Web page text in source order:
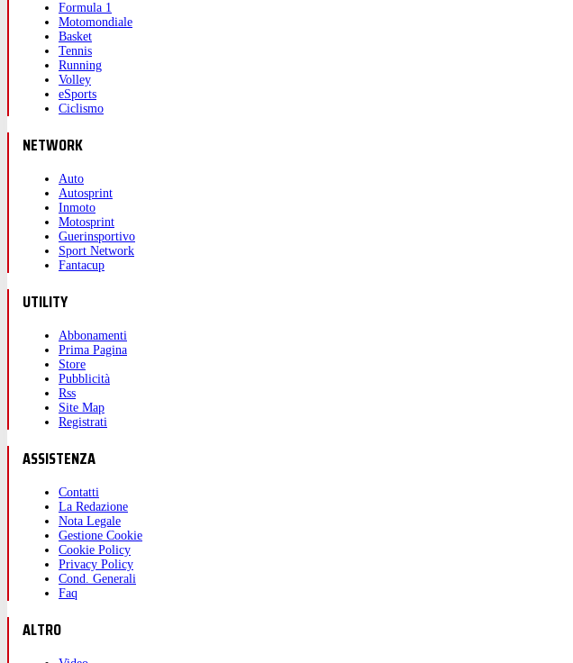
Formula 1
Motomondiale
Basket
Tennis
Running
Volley
eSports
Ciclismo
NETWORK
Auto
Autosprint
Inmoto
Motosprint
Guerinsportivo
Sport Network
Fantacup
UTILITY
Abbonamenti
Prima Pagina
Store
Pubblicità
Rss
Site Map
Registrati
ASSISTENZA
Contatti
La Redazione
Nota Legale
Gestione Cookie
Cookie Policy
Privacy Policy
Cond. Generali
Faq
ALTRO